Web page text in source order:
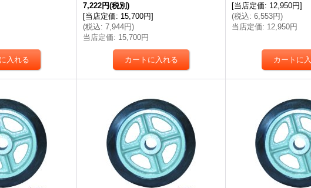
7,222円(税別)
[当店定価: 15,700円]
(税込: 7,944円)
当店定価: 15,700円
[当店定価: 12,950円]
(税込: 6,553円)
当店定価: 12,950円